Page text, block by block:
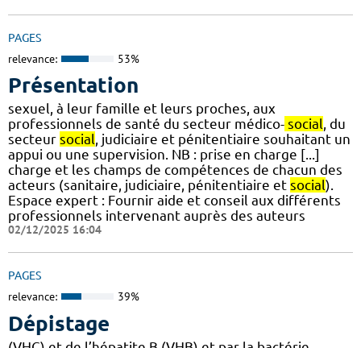
PAGES
relevance: 53%
Présentation
sexuel, à leur famille et leurs proches, aux
professionnels de santé du secteur médico- social, du
secteur social, judiciaire et pénitentiaire souhaitant un
appui ou une supervision. NB : prise en charge [...]
charge et les champs de compétences de chacun des
acteurs (sanitaire, judiciaire, pénitentiaire et social).
Espace expert : Fournir aide et conseil aux différents
professionnels intervenant auprès des auteurs
02/12/2025 16:04
PAGES
relevance: 39%
Dépistage